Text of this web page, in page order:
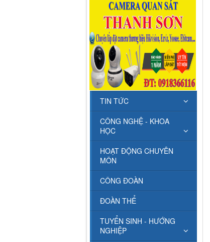
TIN TỨC
CÔNG NGHỆ - KHOA
HỌC
HOẠT ĐỘNG CHUYÊN
MÔN
CÔNG ĐOÀN
ĐOÀN THỂ
TUYỂN SINH - HƯỚNG
NGHIỆP